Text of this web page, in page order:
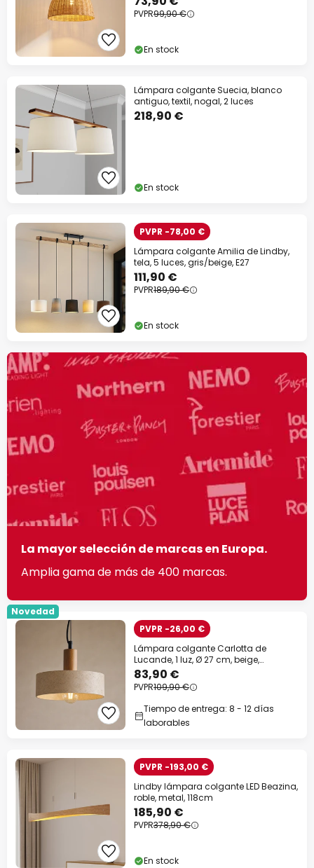
PVPR99,90 €
En stock
Lámpara colgante Suecia, blanco
antiguo, textil, nogal, 2 luces
218,90 €
En stock
PVPR -78,00 €
Lámpara colgante Amilia de Lindby,
tela, 5 luces, gris/beige, E27
111,90 €
PVPR189,90 €
En stock
La mayor selección de marcas en Europa.
Amplia gama de más de 400 marcas.
Novedad
PVPR -26,00 €
Lámpara colgante Carlotta de
Lucande, 1 luz, Ø 27 cm, beige,
hormigón
83,90 €
PVPR109,90 €
Tiempo de entrega: 8 - 12 días
laborables
PVPR -193,00 €
Lindby lámpara colgante LED Beazina,
roble, metal, 118cm
185,90 €
PVPR378,90 €
En stock